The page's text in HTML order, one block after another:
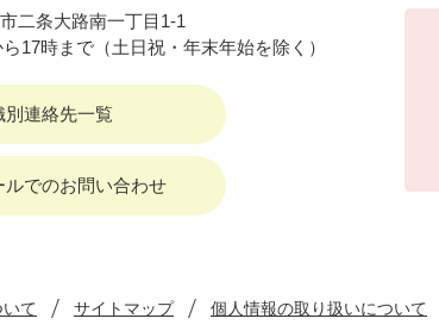
二条大路南一丁目1-1
17時まで（土日祝・年末年始を除く）
別連絡先一覧
ルでのお問い合わせ
て サイトマップ 個人情報の取り扱いについて